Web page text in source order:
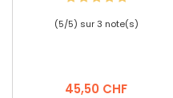
(5/5) sur3 note(s)
Prix
45,50 CHF